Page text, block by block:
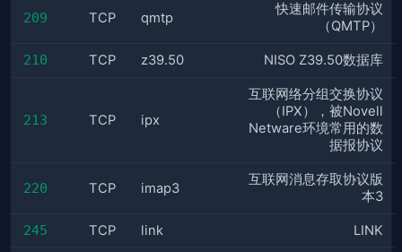
209 TCP qmtp
快速邮件传输协议
（QMTP）
210 TCP z39.50 NISO Z39.50数据库
213 TCP ipx
互联网络分组交换协议
（IPX），被Novell
Netware环境常用的数
据报协议
220 TCP imap3
互联网消息存取协议版
本3
245 TCP link LINK